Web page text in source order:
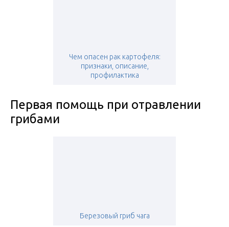
Чем опасен рак картофеля:
признаки, описание,
профилактика
Первая помощь при отравлении
грибами
Березовый гриб чага